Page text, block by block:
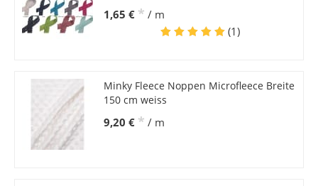
1,65 € * / m
(1)
Minky Fleece Noppen Microfleece Breite
150 cm weiss
9,20 € * / m